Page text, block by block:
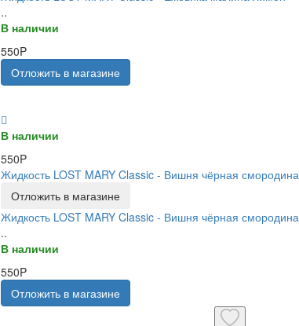
..
В наличии
550P
Отложить в магазине
В наличии
550P
Жидкость LOST MARY Classic - Вишня чёрная смородина
Отложить в магазине
Жидкость LOST MARY Classic - Вишня чёрная смородина
..
В наличии
550P
Отложить в магазине